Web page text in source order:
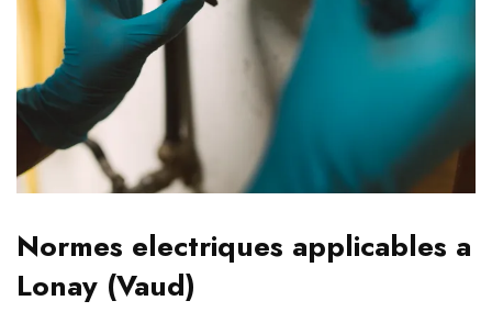
Normes electriques applicables a
Lonay (Vaud)